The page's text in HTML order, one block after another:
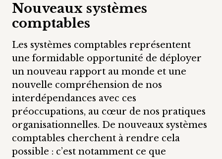
Nouveaux systèmes
comptables
Les systèmes comptables représentent
une formidable opportunité de déployer
un nouveau rapport au monde et une
nouvelle compréhension de nos
interdépendances avec ces
préoccupations, au cœur de nos pratiques
organisationnelles. De nouveaux systèmes
comptables cherchent à rendre cela
possible : c’est notamment ce que